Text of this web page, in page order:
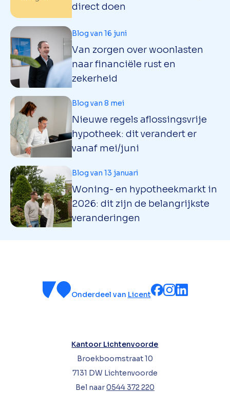
direct doen
Van zorgen over woonlasten
naar financiële rust en
zekerheid
Blog van 16 juni
Nieuwe regels aflossingsvrije
hypotheek: dit verandert er
vanaf mei/juni
Blog van 8 mei
Woning- en hypotheekmarkt in
2026: dit zijn de belangrijkste
veranderingen
Blog van 13 januari
Onderdeel van Licent
Kantoor Lichtenvoorde
Broekboomstraat 10
7131 DW Lichtenvoorde
Bel naar0544 372 220